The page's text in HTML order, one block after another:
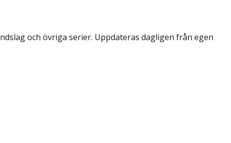
och övriga serier. Uppdateras dagligen från egen